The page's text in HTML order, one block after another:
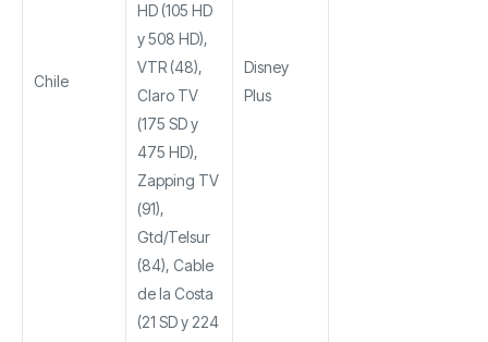
Chile
HD (105 HD
y 508 HD),
VTR (48),
Claro TV
(175 SD y
475 HD),
Zapping TV
(91),
Gtd/Telsur
(84), Cable
de la Costa
(21 SD y 224
Disney
Plus